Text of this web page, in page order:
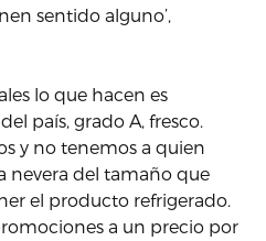
sentido alguno’,
lo que hacen es
país, grado A, fresco.
y no tenemos a quien
nevera del tamaño que
el producto refrigerado.
a un precio por